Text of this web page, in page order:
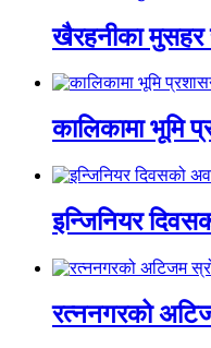
खैरहनीका मुसहर
कालिकामा भूमि
इन्जिनियर
रत्ननगरको